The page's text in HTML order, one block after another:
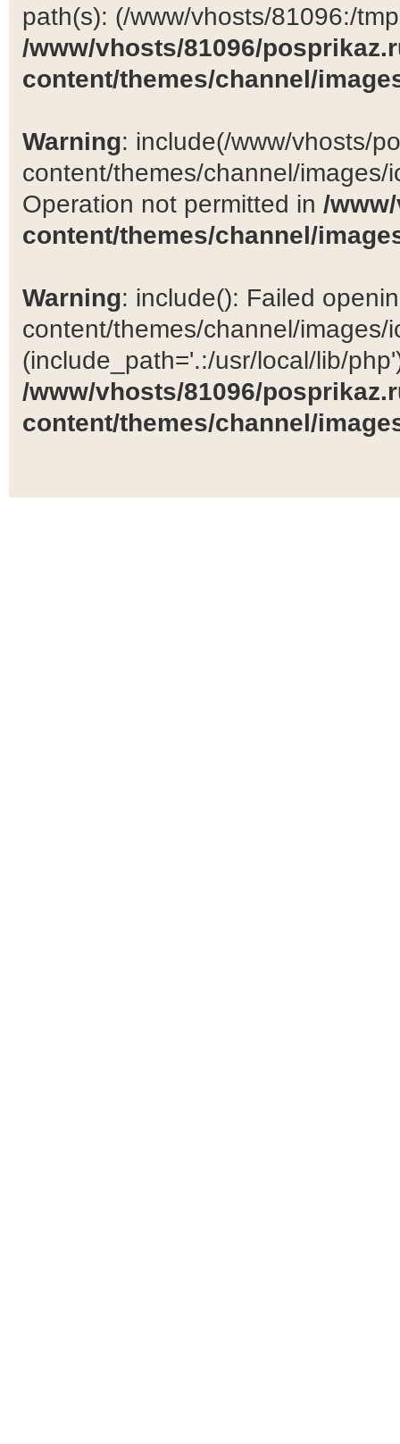
path(s): (/www/vhosts/81096:/
/www/vhosts/81096/
content/themes/channel/
Warning: include(/www/vhosts/
content/themes/channel/
Operation not permitted in /
content/themes/channel/
Warning: include(): Failed
content/themes/channel/images/
(include_path='.:/usr/local/lib/
/www/vhosts/81096/
content/themes/channel/